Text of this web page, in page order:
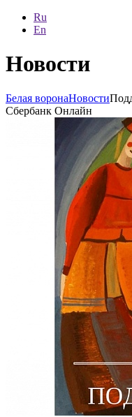
Ru
En
Новости
Белая воронаНовости
Сбербанк Онлайн